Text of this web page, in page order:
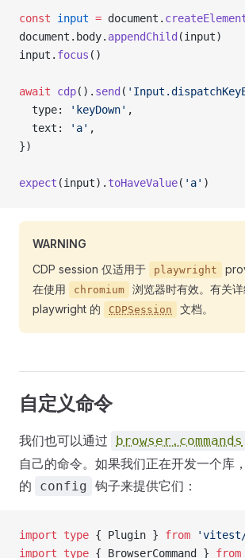
const input = document.
document.body. appendChild (input)
input. focus ()
await cdp(). send (
  type:
'keyDown' ,
  text:
'a' ,
})
expect (input). toHaveValue( 'a' )
WARNING
CDP session 仅适用于
playwright
在使用
chromium
浏览器时有效。有关
playwright 的
CDPSession 文档。
自定义命令
我们也可以通过 browser.commands
自己的命令。如果我们正在开发一个库
的
config 钩子来提供它们：
import type { Plugin } from
import type { BrowserCommand } from